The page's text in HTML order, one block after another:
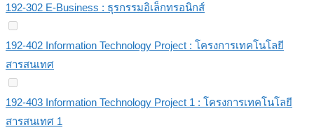
192-302 E-Business : ธุรกรรมอิเล็กทรอนิกส์
192-402 Information Technology Project : โครงการเทคโนโลยี
สารสนเทศ
192-403 Information Technology Project 1 : โครงการเทคโนโลยี
สารสนเทศ 1